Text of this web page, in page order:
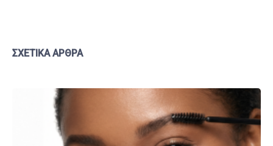
ΣΧΕΤΙΚΆ ΆΡΘΡΑ